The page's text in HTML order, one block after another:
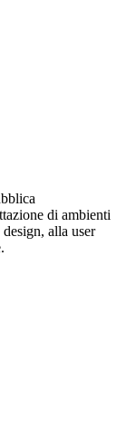
di ambienti
alla user